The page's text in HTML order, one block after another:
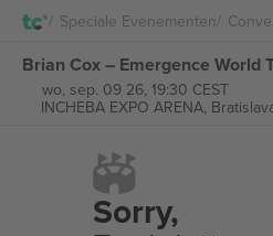
Speciale Evenementen
wo, sep. 09 26, 19:30 CEST
INCHEBA EXPO ARENA,
Sorry,